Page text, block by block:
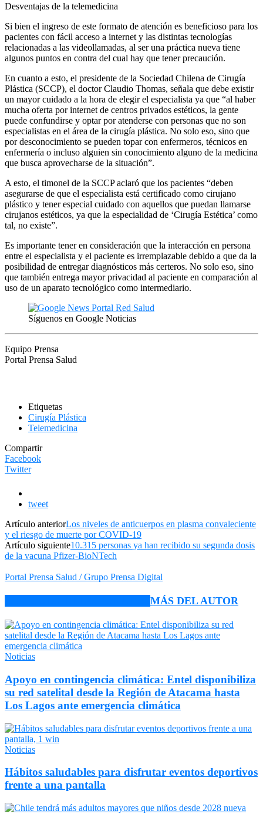
Desventajas de la telemedicina
Si bien el ingreso de este formato de atención es beneficioso para los
pacientes con fácil acceso a internet y las distintas tecnologías
relacionadas a las videollamadas, al ser una práctica nueva tiene
algunos puntos en contra del cual hay que tener precaución.
En cuanto a esto, el presidente de la Sociedad Chilena de Cirugía
Plástica (SCCP), el doctor Claudio Thomas, señala que debe existir
un mayor cuidado a la hora de elegir el especialista ya que “al haber
mucha oferta por internet de centros privados estéticos, la gente
puede confundirse y optar por atenderse con personas que no son
especialistas en el área de la cirugía plástica. No solo eso, sino que
por desconocimiento se pueden topar con enfermeros, técnicos en
enfermería o incluso alguien sin conocimiento alguno de la medicina
que busca aprovecharse de la situación”.
A esto, el timonel de la SCCP aclaró que los pacientes “deben
asegurarse de que el especialista está certificado como cirujano
plástico y tener especial cuidado con aquellos que puedan llamarse
cirujanos estéticos, ya que la especialidad de ‘Cirugía Estética’ como
tal, no existe”.
Es importante tener en consideración que la interacción en persona
entre el especialista y el paciente es irremplazable debido a que da la
posibilidad de entregar diagnósticos más certeros. No solo eso, sino
que también entrega mayor privacidad al paciente en comparación al
uso de un aparato tecnológico como intermediario.
Síguenos en Google Noticias
Equipo Prensa
Portal Prensa Salud
Etiquetas
Cirugía Plástica
Telemedicina
Compartir
Facebook
Twitter
tweet
Artículo anteriorLos niveles de anticuerpos en plasma convaleciente
y el riesgo de muerte por COVID-19
Artículo siguiente10.315 personas ya han recibido su segunda dosis
de la vacuna Pfizer-BioNTech
Portal Prensa Salud / Grupo Prensa Digital
MÁS DEL AUTOR
Noticias
Apoyo en contingencia climática: Entel disponibiliza
su red satelital desde la Región de Atacama hasta
Los Lagos ante emergencia climática
Noticias
Hábitos saludables para disfrutar eventos deportivos
frente a una pantalla